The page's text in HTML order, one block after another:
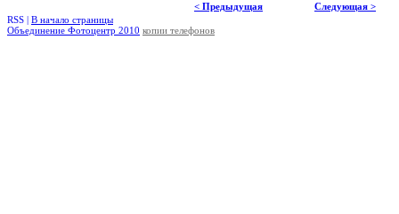
< Предыдущая
Следующая >
RSS | В начало страницы
Объединение Фотоцентр 2010 копии телефонов